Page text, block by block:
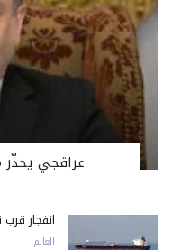
عراقجي
انفجار
العالم